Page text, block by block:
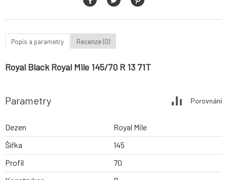
Popis a parametry Recenze (0)
Royal Black Royal Mile 145/70 R 13 71T
Parametry Porovnání
Dezen
Royal Mile
Šířka
145
Profil
70